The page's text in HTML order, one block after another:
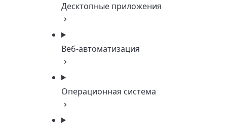
Десктопные приложения
Веб-автоматизация
Операционная система